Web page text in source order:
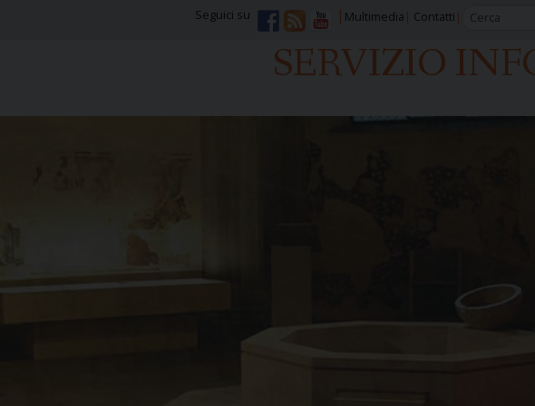
Multimedia Contatti
Seguici su
SERVIZIO